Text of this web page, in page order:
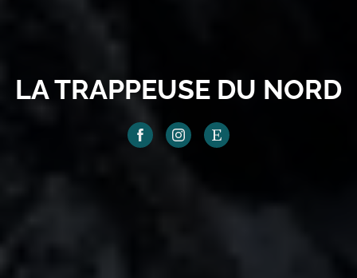
LA TRAPPEUSE DU NORD